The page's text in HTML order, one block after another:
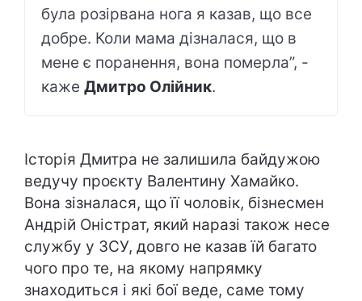
була розірвана нога я казав, що все
добре. Коли мама дізналася, що в
мене є поранення, вона померла”, -
каже Дмитро Олійник.
Історія Дмитра не залишила байдужою
ведучу проєкту Валентину Хамайко.
Вона зізналася, що її чоловік, бізнесмен
Андрій Оністрат, який наразі також несе
службу у ЗСУ, довго не казав їй багато
чого про те, на якому напрямку
знаходиться і які бої веде, саме тому